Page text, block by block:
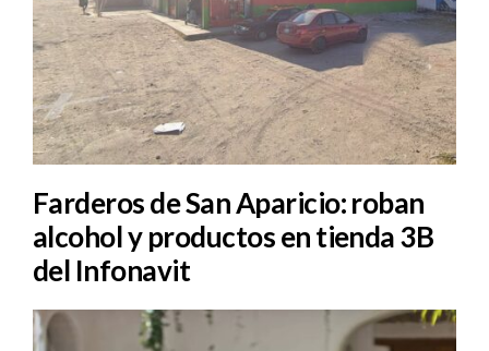
Farderos de San Aparicio: roban
alcohol y productos en tienda 3B
del Infonavit